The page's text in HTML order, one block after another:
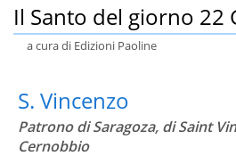
Il Santo del giorno 22
a cura di Edizioni Paoline
S. Vincenzo
Patrono di Saragoza, di Saint
Cernobbio